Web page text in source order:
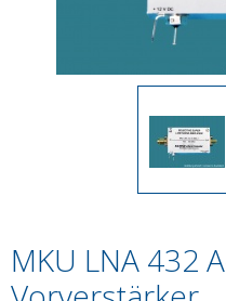
MKU LNA 432